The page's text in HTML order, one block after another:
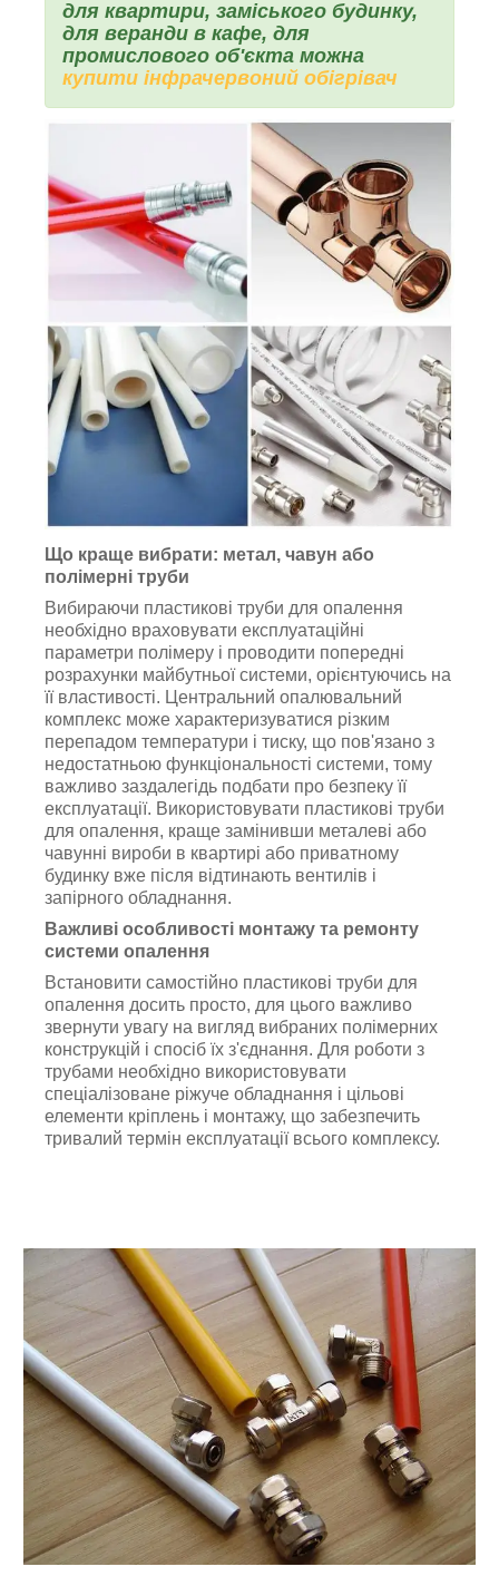
для квартири, заміського будинку,
для веранди в кафе, для
промислового об'єкта можна
купити інфрачервоний обігрівач
Що краще вибрати: метал, чавун або
полімерні труби
Вибираючи пластикові труби для опалення
необхідно враховувати експлуатаційні
параметри полімеру і проводити попередні
розрахунки майбутньої системи, орієнтуючись на
її властивості. Центральний опалювальний
комплекс може характеризуватися різким
перепадом температури і тиску, що пов'язано з
недостатньою функціональності системи, тому
важливо заздалегідь подбати про безпеку її
експлуатації. Використовувати пластикові труби
для опалення, краще замінивши металеві або
чавунні вироби в квартирі або приватному
будинку вже після відтинають вентилів і
запірного обладнання.
Важливі особливості монтажу та ремонту
системи опалення
Встановити самостійно пластикові труби для
опалення досить просто, для цього важливо
звернути увагу на вигляд вибраних полімерних
конструкцій і спосіб їх з'єднання. Для роботи з
трубами необхідно використовувати
спеціалізоване ріжуче обладнання і цільові
елементи кріплень і монтажу, що забезпечить
тривалий термін експлуатації всього комплексу.